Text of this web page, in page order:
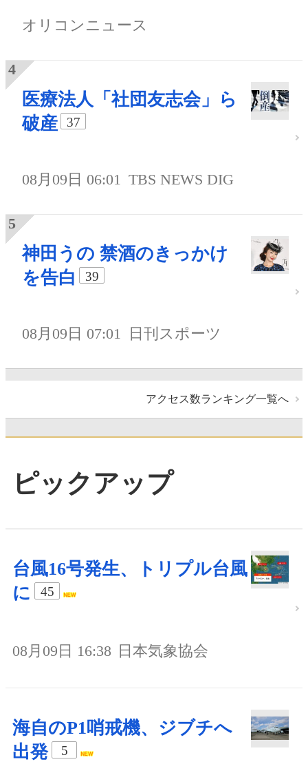
オリコンニュース
医療法人「社団友志会」ら
破産
37
08月09日 06:01 TBS NEWS DIG
神田うの 禁酒のきっかけ
を告白
39
08月09日 07:01 日刊スポーツ
アクセス数ランキング一覧へ
ピックアップ
台風16号発生、トリプル台風
に
45
08月09日 16:38 日本気象協会
海自のP1哨戒機、ジブチへ
出発
5